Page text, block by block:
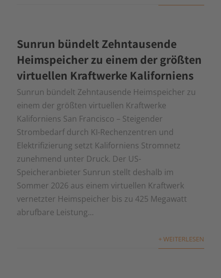
Sunrun bündelt Zehntausende
Heimspeicher zu einem der größten
virtuellen Kraftwerke Kaliforniens
Sunrun bündelt Zehntausende Heimspeicher zu
einem der größten virtuellen Kraftwerke
Kaliforniens San Francisco – Steigender
Strombedarf durch KI-Rechenzentren und
Elektrifizierung setzt Kaliforniens Stromnetz
zunehmend unter Druck. Der US-
Speicheranbieter Sunrun stellt deshalb im
Sommer 2026 aus einem virtuellen Kraftwerk
vernetzter Heimspeicher bis zu 425 Megawatt
abrufbare Leistung...
+ WEITERLESEN